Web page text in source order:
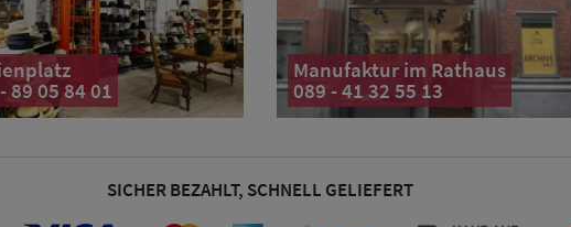
89 05 84 01
Manufaktur im Rathaus
089 - 41 32 55 13
SICHER BEZAHLT, SCHNELL GELIEFERT